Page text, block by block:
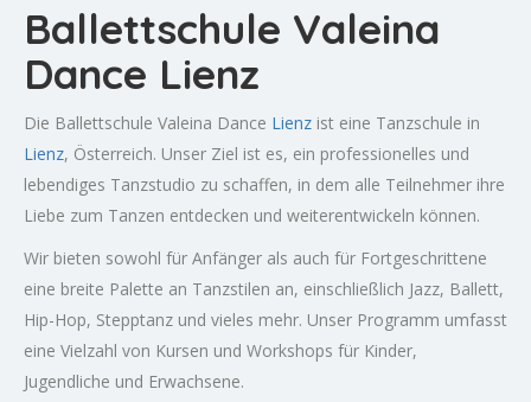
Ballettschule Valeina
Dance Lienz
Die Ballettschule Valeina Dance Lienz ist eine Tanzschule in
Lienz, Österreich. Unser Ziel ist es, ein professionelles und
lebendiges Tanzstudio zu schaffen, in dem alle Teilnehmer ihre
Liebe zum Tanzen entdecken und weiterentwickeln können.
Wir bieten sowohl für Anfänger als auch für Fortgeschrittene
eine breite Palette an Tanzstilen an, einschließlich Jazz, Ballett,
Hip-Hop, Stepptanz und vieles mehr. Unser Programm umfasst
eine Vielzahl von Kursen und Workshops für Kinder,
Jugendliche und Erwachsene.